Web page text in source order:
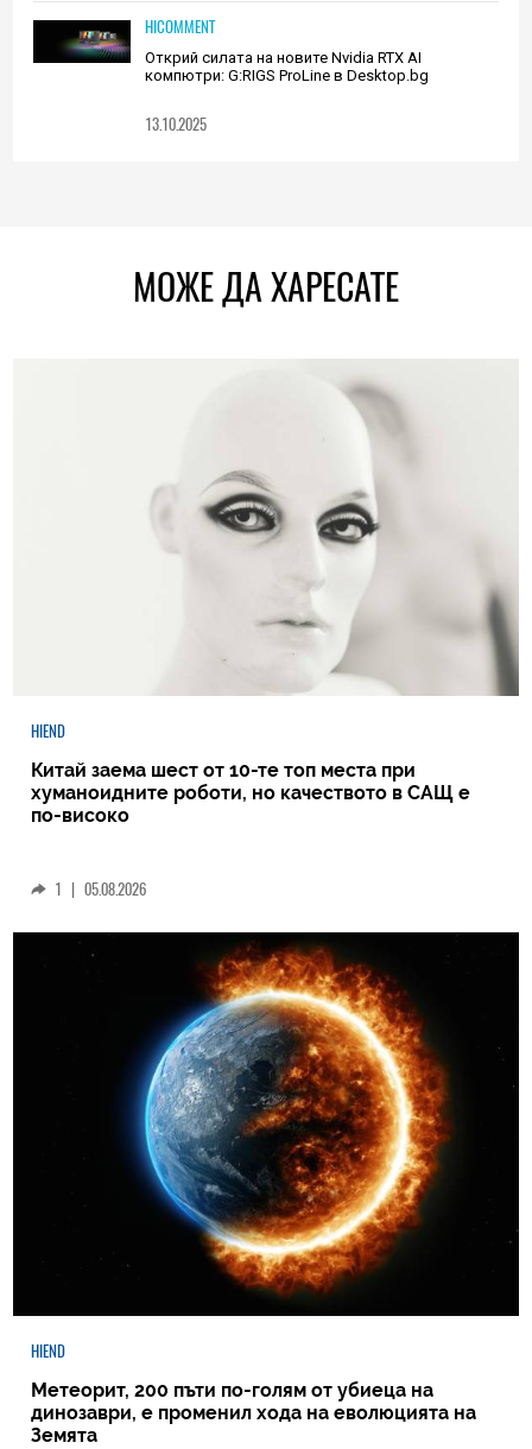
HICOMMENT
Открий силата на новите Nvidia RTX AI
компютри: G:RIGS ProLine в Desktop.bg
13.10.2025
МОЖЕ ДА ХАРЕСАТЕ
HIEND
Китай заема шест от 10-те топ места при
хуманоидните роботи, но качеството в САЩ е
по-високо
1 | 05.08.2026
HIEND
Метеорит, 200 пъти по-голям от убиеца на
динозаври, е променил хода на еволюцията на
Земята